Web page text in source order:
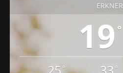
ERKNER
19 °
° °